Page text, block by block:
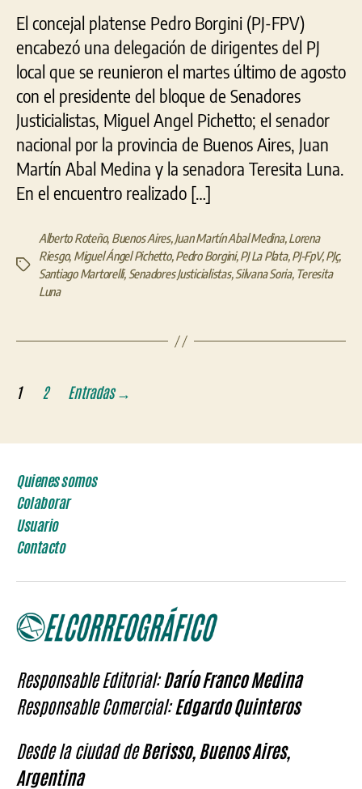
El concejal platense Pedro Borgini (PJ-FPV)
encabezó una delegación de dirigentes del PJ
local que se reunieron el martes último de agosto
con el presidente del bloque de Senadores
Justicialistas, Miguel Angel Pichetto; el senador
nacional por la provincia de Buenos Aires, Juan
Martín Abal Medina y la senadora Teresita Luna.
En el encuentro realizado […]
Etiquetas
Alberto Roteño, Buenos Aires,Juan Martín Abal Medina,Lorena
Riesgo, Miguel Ángel Pichetto,Pedro Borgini,PJ La Plata,PJ-FpV,PJç,
Santiago Martorelli, Senadores Justicialistas,Silvana Soria, Teresita
Luna
Paginación
de
entradas
1 2 Entradas→
Quienes somos
Colaborar
Usuario
Contacto
Responsable Editorial:Darío Franco Medina
Responsable Comercial:Edgardo Quinteros
Desde la ciudad deBerisso, Buenos Aires,
Argentina